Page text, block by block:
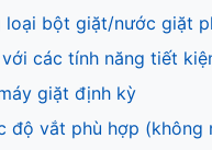
loại bột giặt/nước giặt
các tính năng tiết
giặt định kỳ
độ vắt phù hợp (không